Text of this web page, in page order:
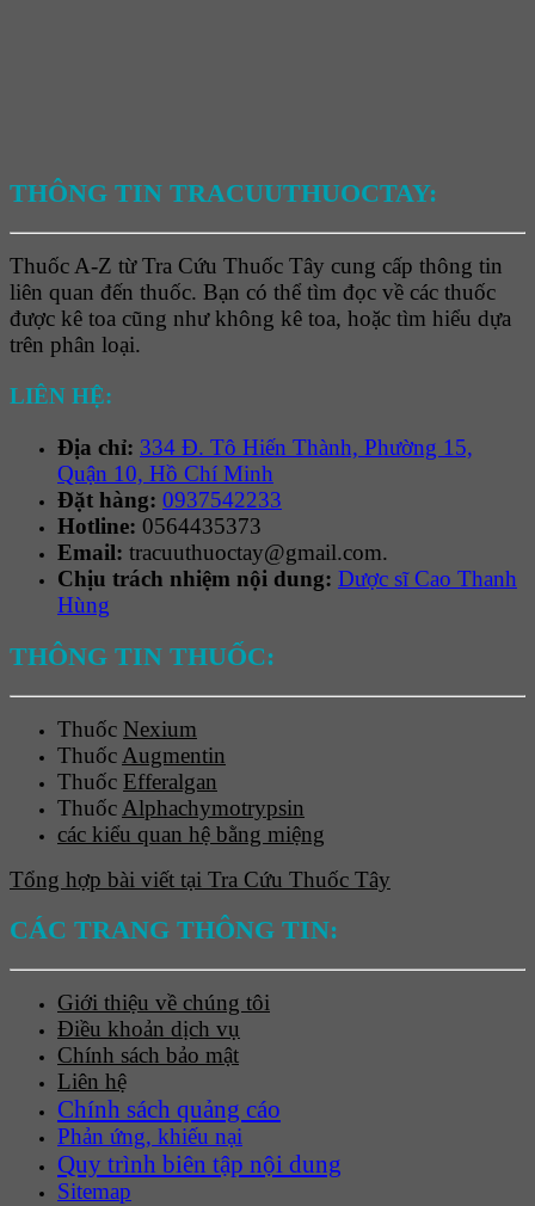
THÔNG TIN TRACUUTHUOCTAY:
Thuốc A-Z từ Tra Cứu Thuốc Tây cung cấp thông tin
liên quan đến thuốc. Bạn có thể tìm đọc về các thuốc
được kê toa cũng như không kê toa, hoặc tìm hiểu dựa
trên phân loại.
LIÊN HỆ:
Địa chỉ: 334 Đ. Tô Hiến Thành, Phường 15,
Quận 10, Hồ Chí Minh
Đặt hàng: 0937542233
Hotline: 0564435373
Email: tracuuthuoctay@gmail.com.
Chịu trách nhiệm nội dung: Dược sĩ Cao Thanh
Hùng
THÔNG TIN THUỐC:
Thuốc Nexium
Thuốc Augmentin
Thuốc Efferalgan
Thuốc Alphachymotrypsin
các kiểu quan hệ bằng miệng
Tổng hợp bài viết tại Tra Cứu Thuốc Tây
CÁC TRANG THÔNG TIN:
Giới thiệu về chúng tôi
Điều khoản dịch vụ
Chính sách bảo mật
Liên hệ
Chính sách quảng cáo
Phản ứng, khiếu nại
Quy trình biên tập nội dung
Sitemap